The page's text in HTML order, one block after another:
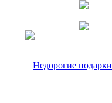
Недорогие подарки